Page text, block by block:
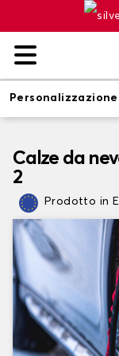
Personalizzazione
Calze da
2
Prodotto in